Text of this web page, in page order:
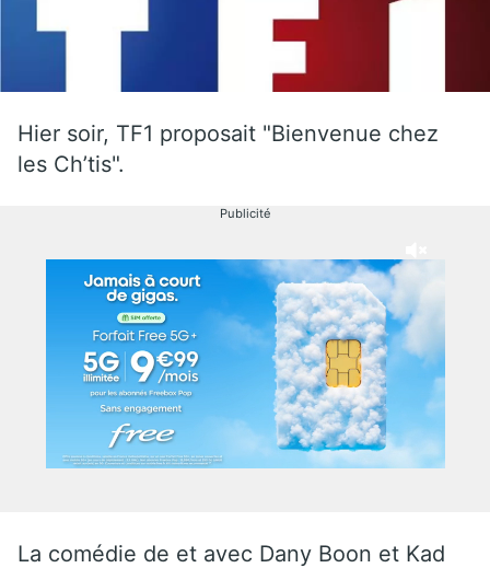
Hier soir, TF1 proposait "Bienvenue chez
les Ch’tis".
Publicité
La comédie de et avec Dany Boon et Kad